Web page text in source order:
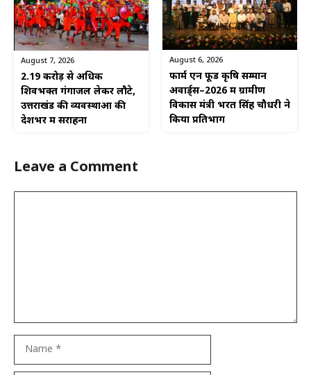
August 7, 2026
2.19 करोड़ से अधिक
शिवभक्त गंगाजल लेकर लौटे,
उत्तराखंड की व्यवस्थाओं की
देशभर में सराहना
August 6, 2026
फार्म एन फूड कृषि सम्मान
अवार्ड्स–2026 में ग्रामीण
विकास मंत्री भरत सिंह चौधरी ने
किया प्रतिभाग
Leave a Comment